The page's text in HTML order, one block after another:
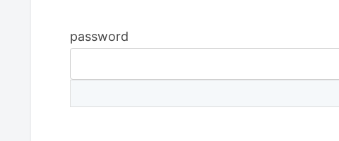
password